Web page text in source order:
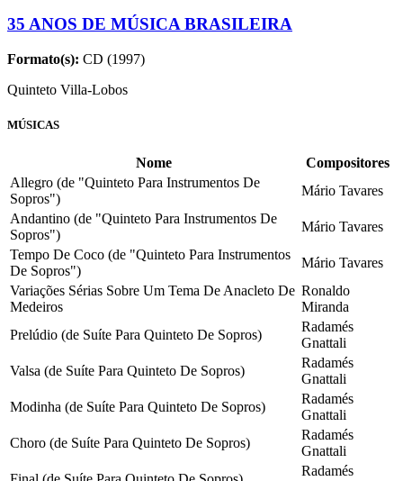
35 ANOS DE MÚSICA BRASILEIRA
Formato(s): CD (1997)
Quinteto Villa-Lobos
MÚSICAS
Nome
Compositores
Allegro (de "Quinteto Para Instrumentos De
Sopros")
Mário Tavares
Andantino (de "Quinteto Para Instrumentos De
Sopros")
Mário Tavares
Tempo De Coco (de "Quinteto Para Instrumentos
De Sopros")
Mário Tavares
Variações Sérias Sobre Um Tema De Anacleto De
Medeiros
Ronaldo
Miranda
Prelúdio (de Suíte Para Quinteto De Sopros)
Radamés
Gnattali
Valsa (de Suíte Para Quinteto De Sopros)
Radamés
Gnattali
Modinha (de Suíte Para Quinteto De Sopros)
Radamés
Gnattali
Choro (de Suíte Para Quinteto De Sopros)
Radamés
Gnattali
Radamés